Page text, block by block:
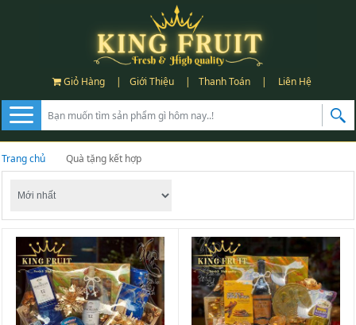
Giỏ Hàng | Giới Thiệu | Thanh Toán | Liên Hệ
Trang chủ Quà tặng kết hợp